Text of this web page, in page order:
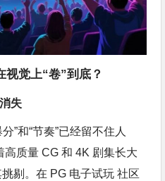
视觉上“卷”到底？
失
”和“节奏”已经留不住人
质量 CG 和 4K 剧集长大
剔。在 PG 电子试玩 社区